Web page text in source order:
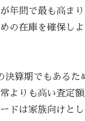
年間で最も高ま
の在庫を確保し
決算期でもあるた
よりも高い査定
ドは家族向けと